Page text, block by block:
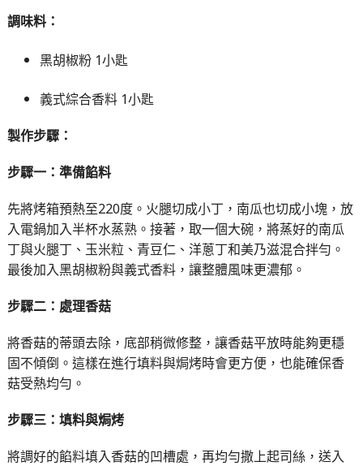
調味料：
黑胡椒粉 1小匙
義式綜合香料 1小匙
製作步驟：
步驟一：準備餡料
先將烤箱預熱至220度。火腿切成小丁，南瓜也切成小塊，放
入電鍋加入半杯水蒸熟。接著，取一個大碗，將蒸好的南瓜
丁與火腿丁、玉米粒、青豆仁、洋蔥丁和美乃滋混合拌勻。
最後加入黑胡椒粉與義式香料，讓整體風味更濃郁。
步驟二：處理香菇
將香菇的蒂頭去除，底部稍微修整，讓香菇平放時能夠更穩
固不傾倒。這樣在進行填料與焗烤時會更方便，也能確保香
菇受熱均勻。
步驟三：填料與焗烤
將調好的餡料填入香菇的凹槽處，再均勻撒上起司絲，送入